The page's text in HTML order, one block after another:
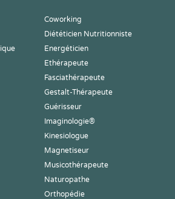
Coworking
Diététicien Nutritionniste
Energéticien
Ethérapeute
Fasciathérapeute
Gestalt-Thérapeute
Guérisseur
Imaginologie®
Kinesiologue
Magnetiseur
Musicothérapeute
Naturopathe
Orthopédie